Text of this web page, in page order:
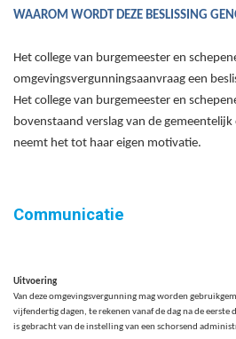
WAAROM WORDT DEZE BESLISSING
Het college van burgemeester en
omgevingsvergunningsaanvraag een
Het college van burgemeester en
bovenstaand verslag van de
neemt het tot haar eigen motivatie.
Communicatie
Uitvoering
Van deze omgevingsvergunning mag worden
vijfendertigdagen, te rekenen vanaf de dag na de
is gebracht van de instelling van een schorsend